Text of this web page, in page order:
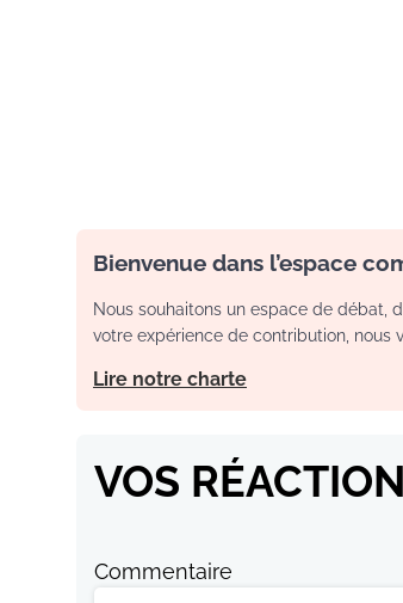
Bienvenue dans l’espace
Nous souhaitons un espace de débat,
votre expérience de contribution, nous
Lire notre charte
VOS
Commentaire